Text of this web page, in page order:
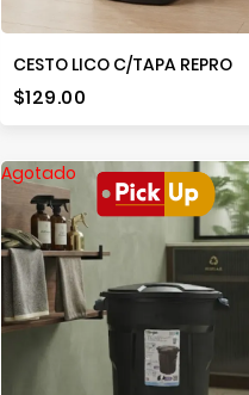
CESTO LICO C/TAPA REPRO
Precio
$129.00
Agotado